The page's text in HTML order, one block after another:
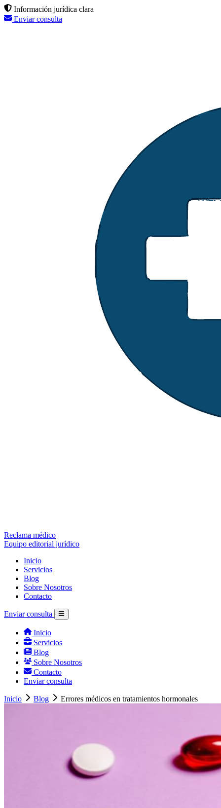
Información jurídica clara
Enviar consulta
Reclama médico
Equipo editorial jurídico
Inicio
Servicios
Blog
Sobre Nosotros
Contacto
Enviar consulta
Inicio
Servicios
Blog
Sobre Nosotros
Contacto
Enviar consulta
Inicio Blog Errores médicos en tratamientos hormonales